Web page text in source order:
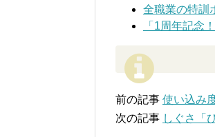
全職業の特訓
「1周年記念
前の記事 使い込み
次の記事 しぐさ「